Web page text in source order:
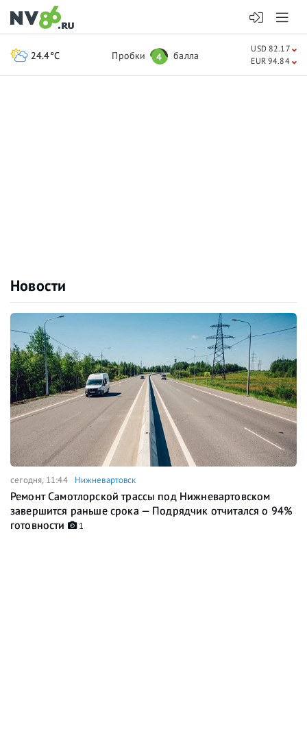
Новости
сегодня, 11:44 Нижневартовск
Ремонт Самотлорской трассы под Нижневартовском
завершится раньше срока — Подрядчик отчитался о 94%
готовности
1
24.4°C Пробки 4 балла
USD 82.17
EUR 94.84